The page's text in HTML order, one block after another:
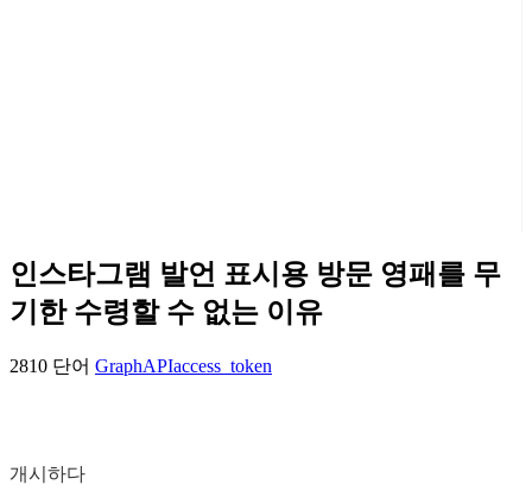
인스타그램 발언 표시용 방문 영패를 무
기한 수령할 수 없는 이유
2810 단어 GraphAPIaccess_token
개시하다